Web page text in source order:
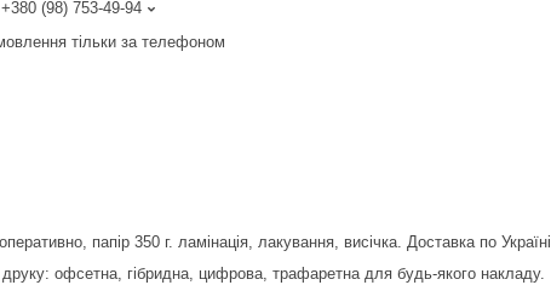
+380 (98) 753-49-94
тільки за телефоном
папір 350 г. ламінація, лакування, висічка. Доставка по Україні.
офсетна, гібридна, цифрова, трафаретна для будь-якого накладу.